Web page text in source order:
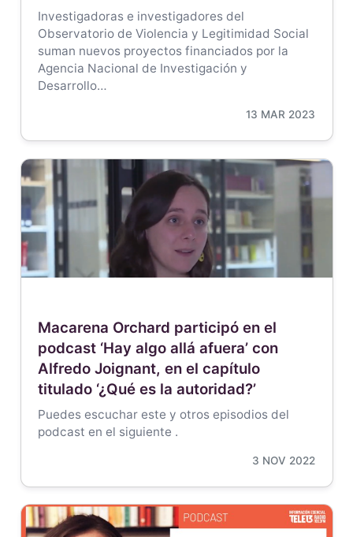
Investigadoras e investigadores del
Observatorio de Violencia y Legitimidad Social
suman nuevos proyectos financiados por la
Agencia Nacional de Investigación y
Desarrollo…
13 MAR 2023
Macarena Orchard participó en el
podcast ‘Hay algo allá afuera’ con
Alfredo Joignant, en el capítulo
titulado ‘¿Qué es la autoridad?’
Puedes escuchar este y otros episodios del
podcast en el siguiente .
3 NOV 2022